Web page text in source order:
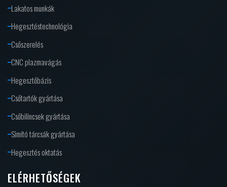
Lakatos munkák
Hegesztéstechnológia
Csőszerelés
CNC plazmavágás
Hegesztőbázis
Csőtartók gyártása
Csőbilincsek gyártása
Simító tárcsák gyártása
Hegesztés oktatás
ELÉRHETŐSÉGEK